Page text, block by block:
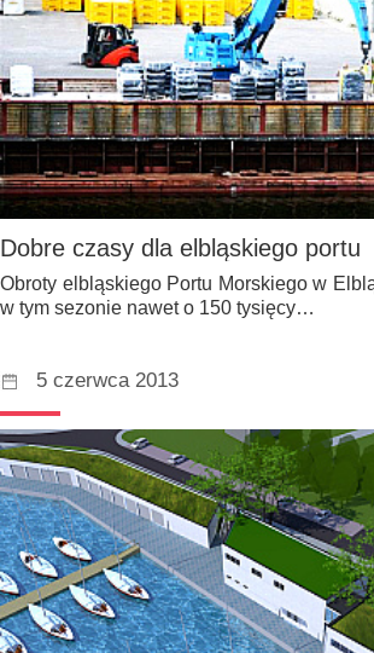
Dobre czasy dla elbląskiego portu
Obroty elbląskiego Portu Morskiego w
w tym sezonie nawet o 150 tysięcy…
5 czerwca 2013